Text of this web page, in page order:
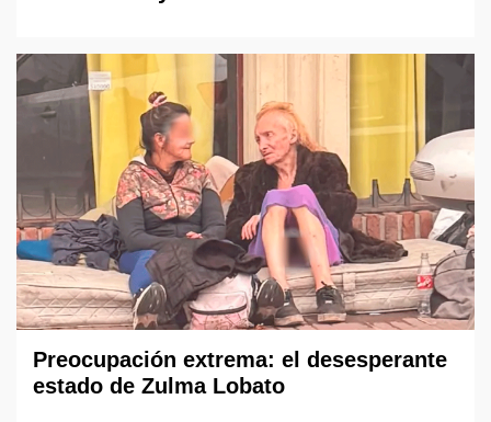
Preocupación extrema: el desesperante
estado de Zulma Lobato